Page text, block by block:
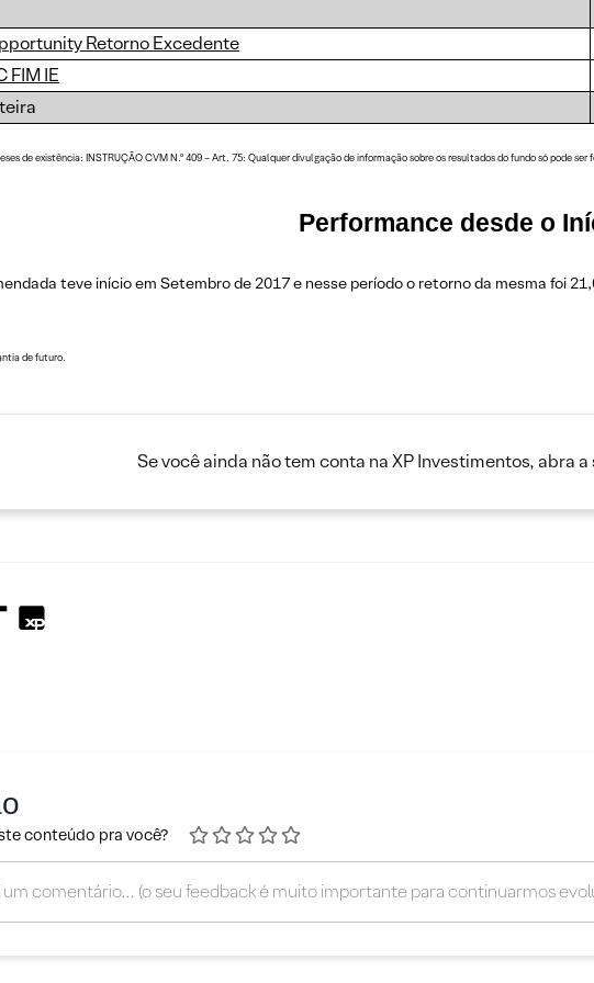
Retorno Excedente
FIM IE
de existência: INSTRUÇÃO CVM N.º 409 – Art. 75: Qualquer divulgação de informação sobre os resultados do fundo só pode
Performance desde o
teve início em Setembro de 2017 e nesse período o retorno da mesma foi
de futuro.
Se você ainda não tem conta na XP Investimentos, abra a
conteúdo pra você?